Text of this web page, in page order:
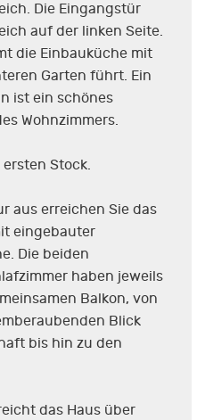
Die Eingangstür
auf der linken Seite.
die Einbauküche mit
Garten führt. Ein
ist ein schönes
Wohnzimmers.
Stock.
aus erreichen Sie das
eingebauter
Die beiden
haben jeweils
Balkon, von
Blick
bis hin zu den
das Haus über